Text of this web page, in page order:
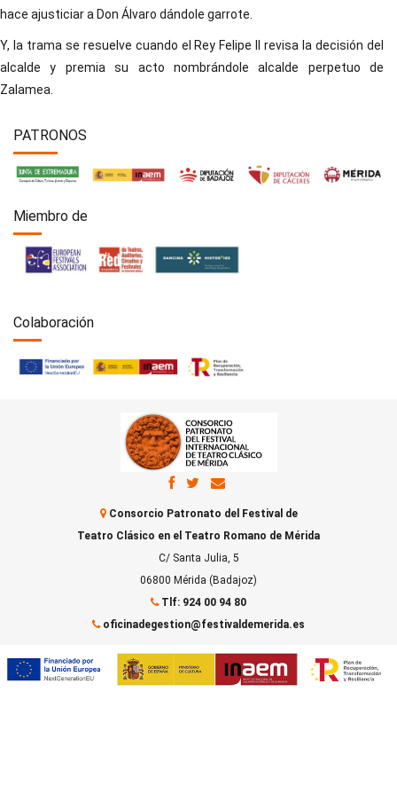
hace ajusticiar a Don Álvaro dándole garrote.
Y, la trama se resuelve cuando el Rey Felipe II revisa la decisión del
alcalde y premia su acto nombrándole alcalde perpetuo de
Zalamea.
PATRONOS
Miembro de
Colaboración
Consorcio Patronato del Festival de
Teatro Clásico en el Teatro Romano de Mérida
C/ Santa Julia, 5
06800 Mérida (Badajoz)
Tlf: 924 00 94 80
oficinadegestion@festivaldemerida.es